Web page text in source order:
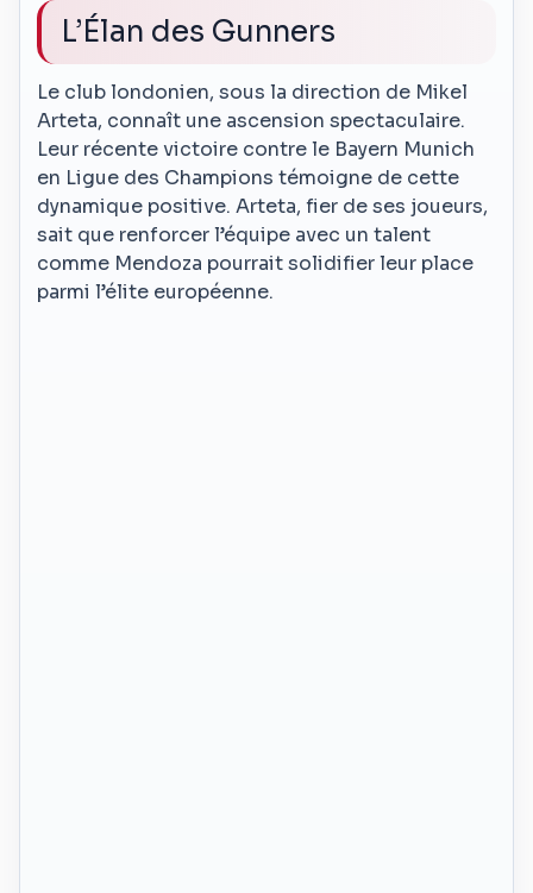
L’Élan des Gunners
Le club londonien, sous la direction de Mikel
Arteta, connaît une ascension spectaculaire.
Leur récente victoire contre le Bayern Munich
en Ligue des Champions témoigne de cette
dynamique positive. Arteta, fier de ses joueurs,
sait que renforcer l’équipe avec un talent
comme Mendoza pourrait solidifier leur place
parmi l’élite européenne.